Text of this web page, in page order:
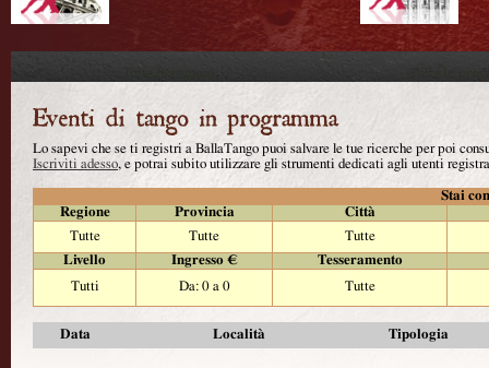
Lo sapevi che se ti registri a BallaTango puoi salvare le tue ricerche per poi
Iscriviti adesso, e potrai subito utilizzare gli strumenti dedicati agli utenti
Stai
Regione
Provincia
Città
Tutte
Tutte
Tutte
Livello
Ingresso €
Tesseramento
Tutti
Da: 0 a 0 Tutte
Data Località Tipologia